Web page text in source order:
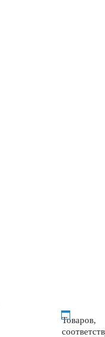
Товаров,